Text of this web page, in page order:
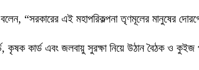
“সরকারের এই মহাপরিকল্পনা তৃণমূলের মানুষের
কৃষক কার্ড এবং জলবায়ু সুরক্ষা নিয়ে উঠান বৈঠক ও